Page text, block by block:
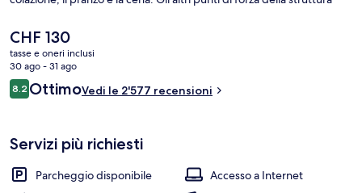
apprezzano molto i letti comodi e il personale gentile. Approfitta dei
mezzi pubblici nelle vicinanze: Stazione metro di Historic Broadway
è a 5 min e Stazione metro di Little Tokyo/Arts District a 7 min a piedi.
Il
prezzo
attuale
è
CHF 130
CHF 130
tasse e oneri inclusi
30 ago - 31 ago
Recensioni
8.28.2 su 10
OttimoVedi le 2'577 recensioni
Servizi più richiesti
Parcheggio disponibile
Accesso a Internet